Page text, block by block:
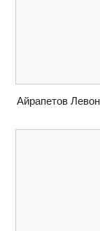
Айрапетов Левон